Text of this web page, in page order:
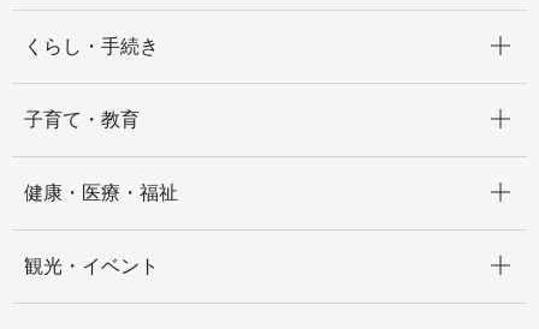
くらし・手続き
子育て・教育
健康・医療・福祉
観光・イベント